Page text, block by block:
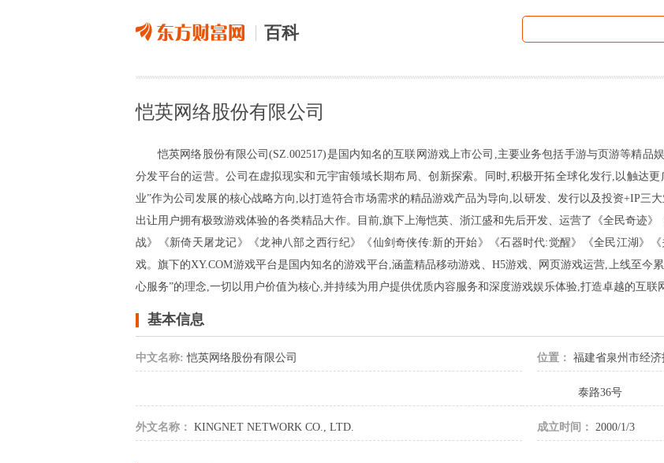
百科
恺英网络股份有限公司
恺英网络股份有限公司(SZ.002517)是国内知名的互联网游戏上市公司,主要业务包括手游与页游等精品
分发平台的运营。公司在虚拟现实和元宇宙领域长期布局、创新探索。同时,积极开拓全球化发行,以触达
业”作为公司发展的核心战略方向,以打造符合市场需求的精品游戏产品为导向,以研发、发行以及投资+IP三
出让用户拥有极致游戏体验的各类精品大作。目前,旗下上海恺英、浙江盛和先后开发、运营了《全民奇迹
战》《新倚天屠龙记》《龙神八部之西行纪》《仙剑奇侠传:新的开始》《石器时代:觉醒》《全民江湖》
戏。旗下的XY.COM游戏平台是国内知名的游戏平台,涵盖精品移动游戏、H5游戏、网页游戏运营,上线至今
心服务”的理念,一切以用户价值为核心,并持续为用户提供优质内容服务和深度游戏娱乐体验,打造卓越的互联
基本信息
中文名称: 恺英网络股份有限公司 位置： 福建省泉州市经
泰路36号
外文名称： KINGNET NETWORK CO., LTD. 成立时间： 2000/1/3